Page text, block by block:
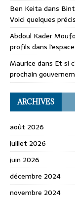
Ben Keita dans
Voici quelques
Abdoul Kader
profils dans
Maurice dans Et si
prochain
ARCHIVES
août 2026
juillet 2026
juin 2026
décembre 2024
novembre 2024